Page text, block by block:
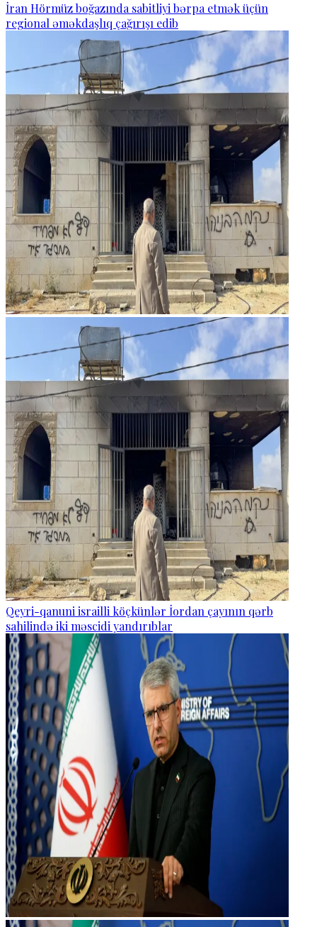
İran Hörmüz boğazında sabitliyi bərpa etmək üçün
regional əməkdaşlıq çağırışı edib
Qeyri-qanuni israilli köçkünlər İordan çayının qərb
sahilində iki məscidi yandırıblar